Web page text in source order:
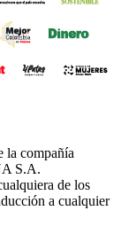
la compañía
S.A.
de los
a cualquier